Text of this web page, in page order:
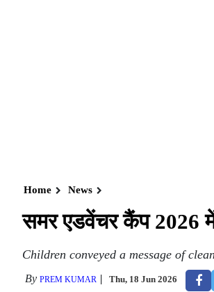
Home News
समर एडवेंचर कैंप 2026
Children conveyed a message of
By PREM KUMAR Thu, 18 Jun 2026